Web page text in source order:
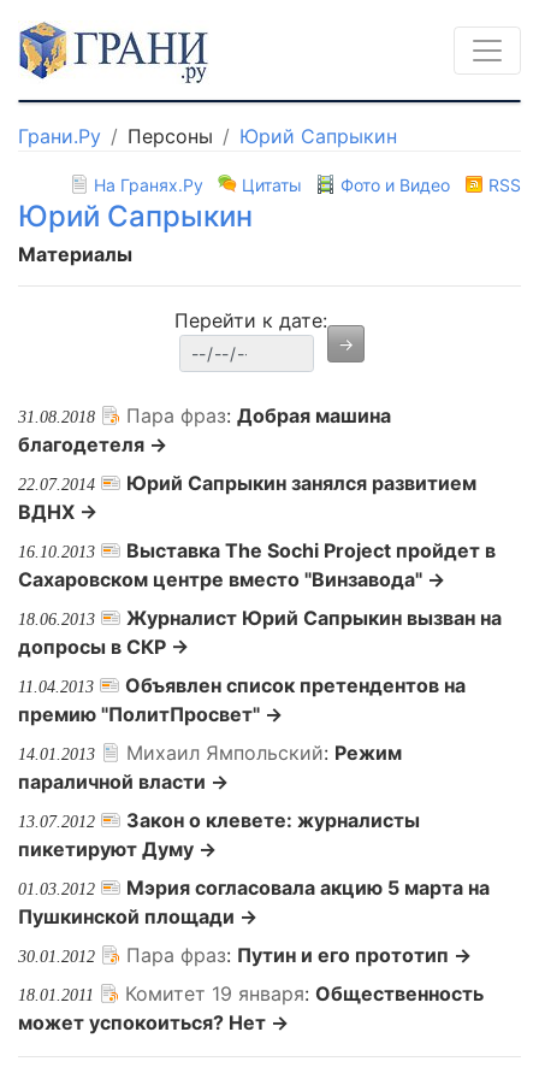
Грани.Ру Персоны Юрий Сапрыкин
На Гранях.Ру Цитаты Фото и Видео RSS
Юрий Сапрыкин
Материалы
Перейти к дате:
31.08.2018 Пара фраз: Добрая машина
благодетеля →
22.07.2014
Юрий Сапрыкин занялся развитием
ВДНХ →
16.10.2013
Выставка The Sochi Project пройдет в
Сахаровском центре вместо "Винзавода" →
18.06.2013
Журналист Юрий Сапрыкин вызван на
допросы в СКР →
11.04.2013
Объявлен список претендентов на
премию "ПолитПросвет" →
14.01.2013 Михаил Ямпольский: Режим
параличной власти →
13.07.2012
Закон о клевете: журналисты
пикетируют Думу →
01.03.2012
Мэрия согласовала акцию 5 марта на
Пушкинской площади →
30.01.2012 Пара фраз: Путин и его прототип →
18.01.2011 Комитет 19 января: Общественность
может успокоиться? Нет →